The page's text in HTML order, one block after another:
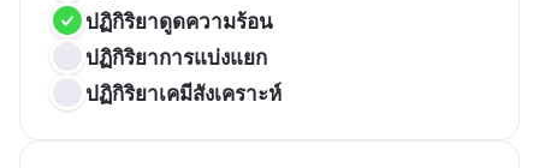
ปฏิกิริยาดูดความร้อน
ปฏิกิริยาการแบ่งแยก
ปฏิกิริยาเคมีสังเคราะห์